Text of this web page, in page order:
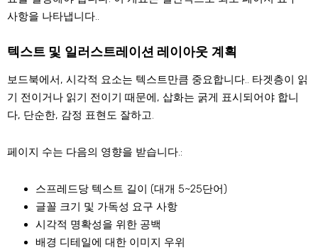
사항을 나타냅니다..
텍스트 및 일러스트레이션 레이아웃 계획
보드북에서, 시각적 요소는 텍스트만큼 중요합니다.. 타겟층이 읽
기 전이거나 읽기 전이기 때문에, 삽화는 굵게 표시되어야 합니
다, 단순한, 감정 표현도 잘하고.
페이지 수는 다음의 영향을 받습니다.:
스프레드당 텍스트 길이
(대개 5~25단어)
글꼴 크기 및 가독성 요구 사항
시각적 명확성을 위한 공백
배경 디테일에 대한 이미지 우위